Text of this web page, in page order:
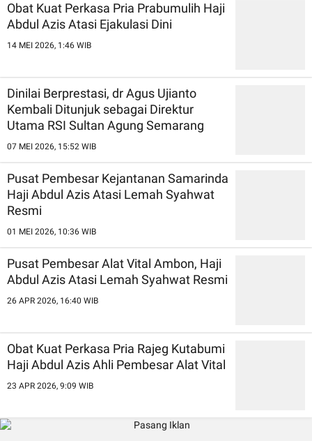
Obat Kuat Perkasa Pria Prabumulih Haji
Abdul Azis Atasi Ejakulasi Dini
14 MEI 2026, 1:46 WIB
Dinilai Berprestasi, dr Agus Ujianto
Kembali Ditunjuk sebagai Direktur
Utama RSI Sultan Agung Semarang
07 MEI 2026, 15:52 WIB
Pusat Pembesar Kejantanan Samarinda
Haji Abdul Azis Atasi Lemah Syahwat
Resmi
01 MEI 2026, 10:36 WIB
Pusat Pembesar Alat Vital Ambon, Haji
Abdul Azis Atasi Lemah Syahwat Resmi
26 APR 2026, 16:40 WIB
Obat Kuat Perkasa Pria Rajeg Kutabumi
Haji Abdul Azis Ahli Pembesar Alat Vital
23 APR 2026, 9:09 WIB